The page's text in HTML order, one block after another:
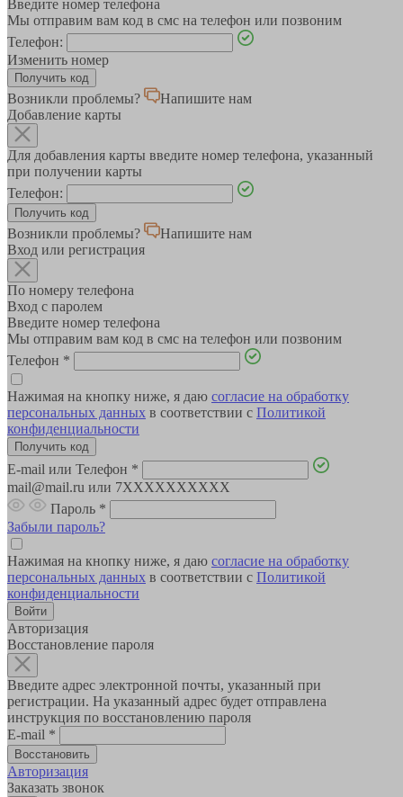
Введите номер телефона
Мы отправим вам код в смс на телефон или позвоним
Телефон:
Изменить номер
Возникли проблемы?
Напишите нам
Добавление карты
Для добавления карты введите номер телефона, указанный
при получении карты
Телефон:
Возникли проблемы?
Напишите нам
Вход или регистрация
По номеру телефона
Вход с паролем
Введите номер телефона
Мы отправим вам код в смс на телефон или позвоним
Телефон *
Нажимая на кнопку ниже, я даю согласие на обработку
персональных данных в соответствии с Политикой
конфиденциальности
E-mail или Телефон *
mail@mail.ru или 7XXXXXXXXXX
Пароль *
Забыли пароль?
Нажимая на кнопку ниже, я даю согласие на обработку
персональных данных в соответствии с Политикой
конфиденциальности
Авторизация
Восстановление пароля
Введите адрес электронной почты, указанный при
регистрации. На указанный адрес будет отправлена
инструкция по восстановлению пароля
E-mail *
Авторизация
Заказать звонок